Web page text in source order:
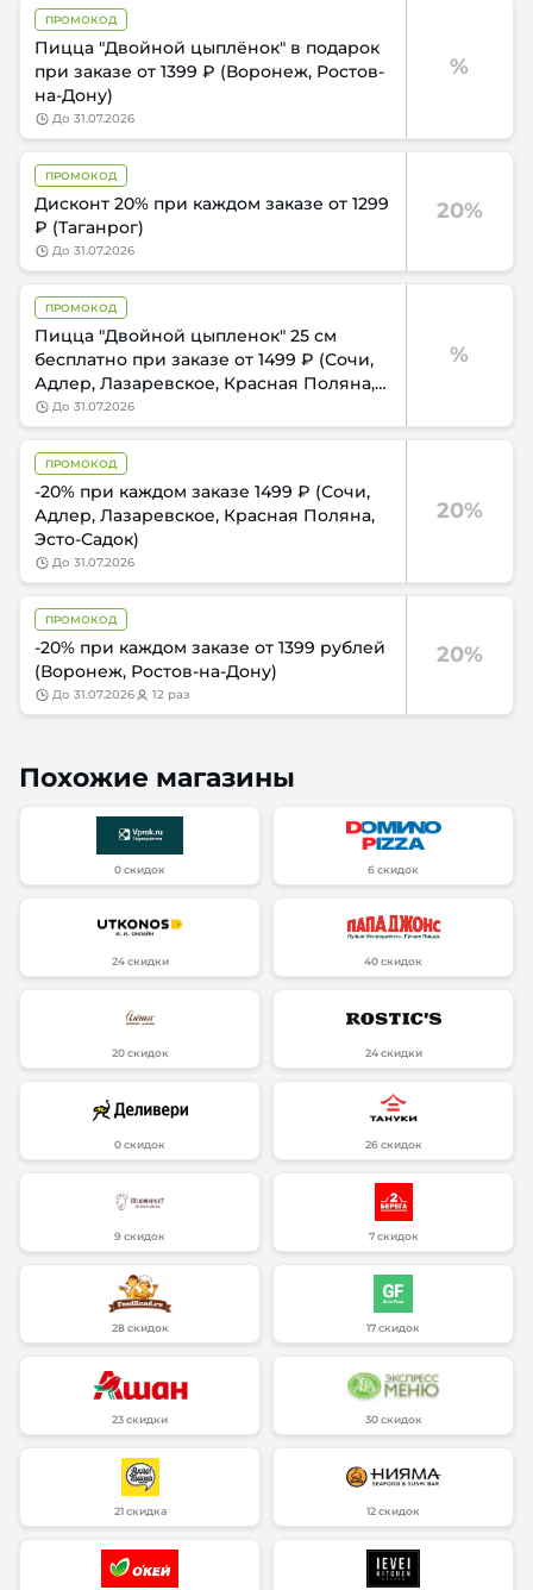
%
ПРОМОКОД
Пицца "Двойной цыплёнок" в подарок
при заказе от 1399 ₽ (Воронеж, Ростов-
на-Дону)
до 31.07.2026
20%
ПРОМОКОД
Дисконт 20% при каждом заказе от 1299
₽ (Таганрог)
до 31.07.2026
%
ПРОМОКОД
Пицца "Двойной цыпленок" 25 см
бесплатно при заказе от 1499 ₽ (Сочи,
Адлер, Лазаревское, Красная Поляна,
Эсто-Садок)
до 31.07.2026
20%
ПРОМОКОД
-20% при каждом заказе 1499 ₽ (Сочи,
Адлер, Лазаревское, Красная Поляна,
Эсто-Садок)
до 31.07.2026
20%
ПРОМОКОД
-20% при каждом заказе от 1399 рублей
(Воронеж, Ростов-на-Дону)
до 31.07.2026 12 раз
Похожие магазины
0 скидок 6 скидок
24 скидки 40 скидок
20 скидок 24 скидки
0 скидок 26 скидок
9 скидок 7 скидок
28 скидок 17 скидок
23 скидки 30 скидок
21 скидка 12 скидок